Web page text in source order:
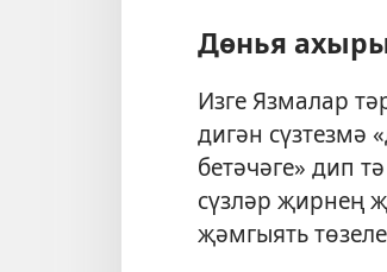
Дөнья
Изге Язмалар
дигән сүзтезмә
бетәчәге» дип
сүзләр җирнең
җәмгыять